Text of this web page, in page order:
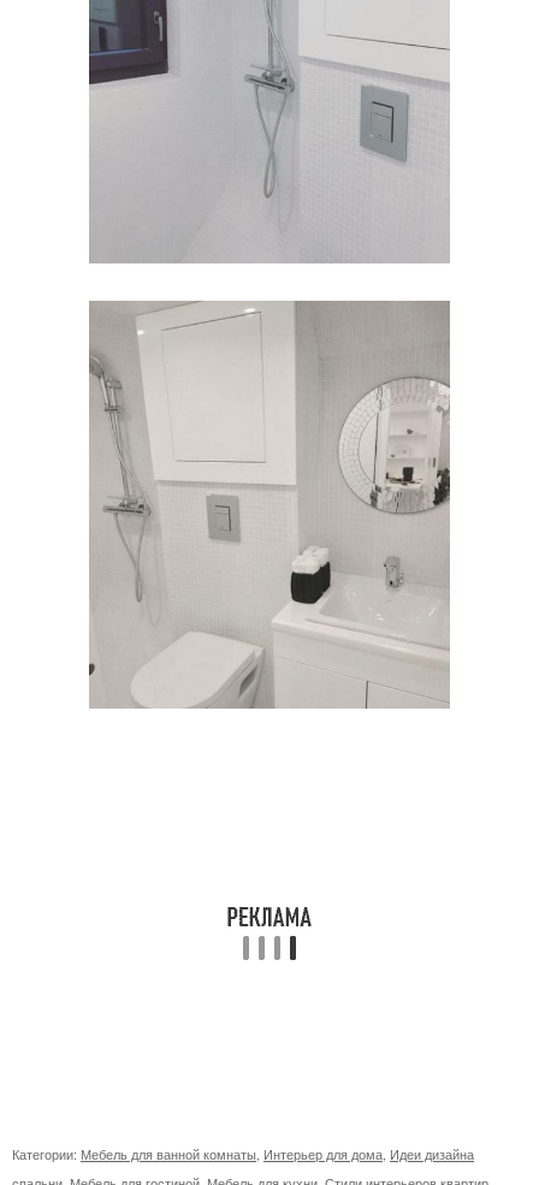
Категории: Мебель для ванной комнаты Интерьер для дома Идеи дизайна